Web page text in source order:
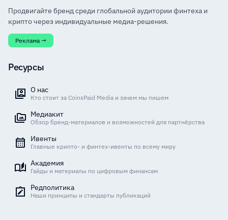
Продвигайте бренд среди глобальной аудитории финтеха и
крипто через индивидуальные медиа-решения.
Реклама →
Ресурсы
О нас
Кто стоит за CoinsPaid Media и зачем мы пишем
Медиакит
Обзор бренд-материалов и возможностей для партнёрства
Ивенты
Главные крипто- и финтех-ивенты по всему миру
Академия
Гайды и материалы по цифровым финансам
Редполитика
Наши принципы и стандарты публикаций